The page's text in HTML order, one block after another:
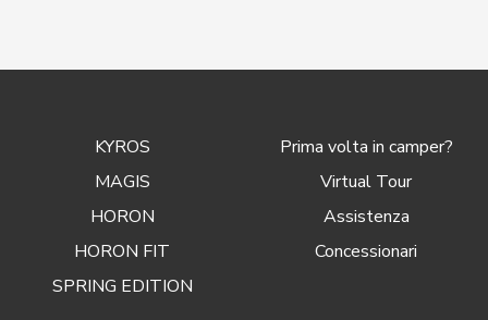
KYROS
MAGIS
HORON
HORON FIT
SPRING EDITION
Prima volta in camper?
Virtual Tour
Assistenza
Concessionari